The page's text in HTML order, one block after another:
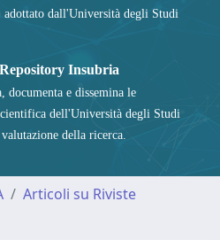
dall'Università degli Studi
Insubria
documenta e dissemina le
dell'Università degli Studi
della ricerca.
Articoli su Riviste